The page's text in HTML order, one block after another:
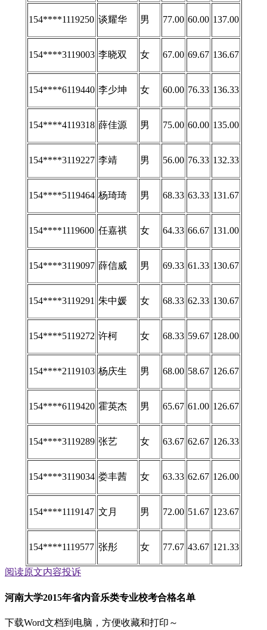
154****1119250 谈耀华 男 77.00 60.00 137.00
154****3119003 李晓双 女 67.00 69.67 136.67
154****6119440 李少坤 女 60.00 76.33 136.33
154****4119318 薛佳源 男 75.00 60.00 135.00
154****3119227 李靖 男 56.00 76.33 132.33
154****5119464 杨琦琦 男 68.33 63.33 131.67
154****1119600 任嘉祺 女 64.33 66.67 131.00
154****3119097 薛信威 男 69.33 61.33 130.67
154****3119291 朱中媛 女 68.33 62.33 130.67
154****5119272 许柯 女 68.33 59.67 128.00
154****2119103 杨庆生 男 68.00 58.67 126.67
154****6119420 霍英杰 男 65.67 61.00 126.67
154****3119289 张艺 女 63.67 62.67 126.33
154****3119034 娄丰茜 女 63.33 62.67 126.00
154****1119147 文月 男 72.00 51.67 123.67
154****1119577 张彤 女 77.67 43.67 121.33
阅读原文内容投诉
河南大学2015年省内音乐类专业校考合格名单
下载Word文档到电脑，方便收藏和打印～